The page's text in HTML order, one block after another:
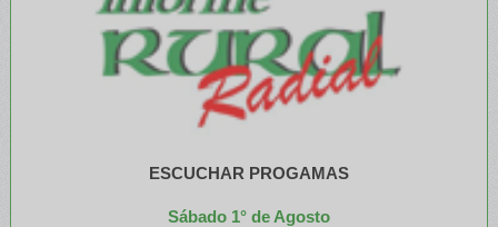
ESCUCHAR PROGAMAS
Sábado 1° de Agosto